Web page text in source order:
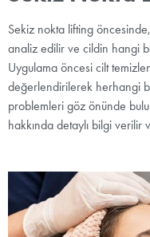
Sekiz nokta lifting
analiz edilir ve cildin hangi
Uygulama öncesi cilt
değerlendirilerek herhangi
problemleri göz önünde
hakkında detaylı bilgi